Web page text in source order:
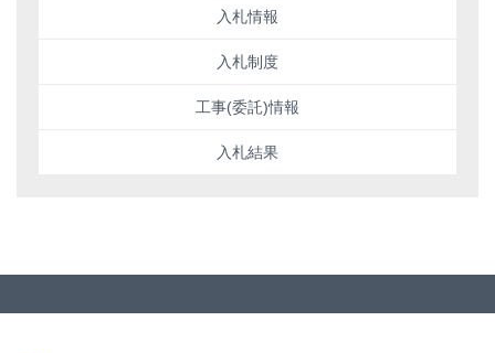
入札情報
入札制度
工事(委託)情報
入札結果